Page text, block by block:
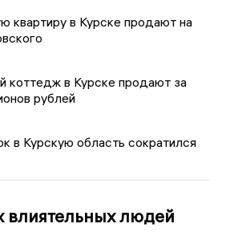
квартиру в Курске продают на
коттедж в Курске продают за
рублей
в Курскую область сократился
влиятельных людей